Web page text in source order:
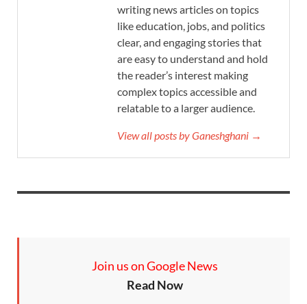
writing news articles on topics
like education, jobs, and politics
clear, and engaging stories that
are easy to understand and hold
the reader’s interest making
complex topics accessible and
relatable to a larger audience.
View all posts by Ganeshghani →
Join us on Google News
Read Now